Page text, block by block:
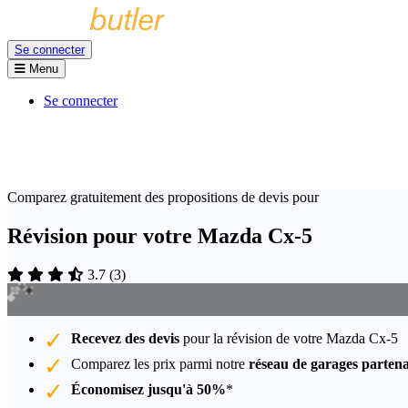
Se connecter
Menu
Se connecter
Comparez gratuitement des propositions de devis pour
Révision pour votre Mazda Cx-5
3.7 (3)
Recevez des devis pour la révision de votre Mazda Cx-5
Comparez les prix parmi notre réseau de garages
Économisez jusqu'à 50%*